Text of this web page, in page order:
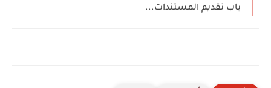
باب تقديم المستندات...